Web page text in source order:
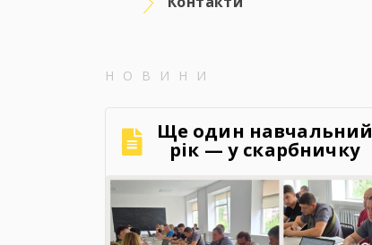
НОВИНИ
Ще один навчальний
рік — у скарбничку
досягнень!